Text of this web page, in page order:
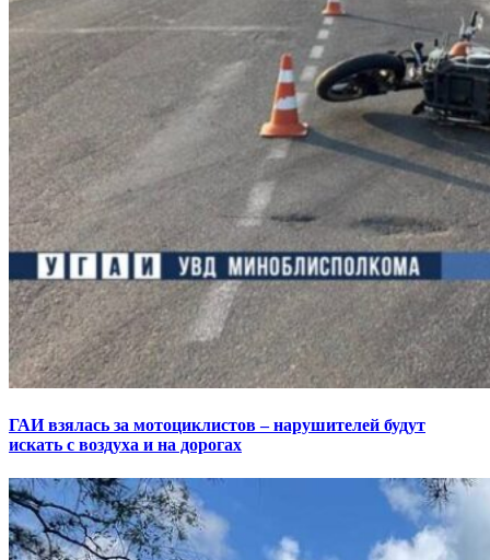
ГАИ взялась за мотоциклистов – нарушителей будут
искать с воздуха и на дорогах